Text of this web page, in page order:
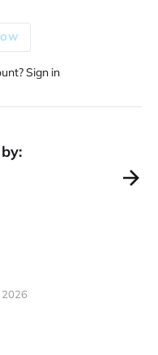
Sign in
2026